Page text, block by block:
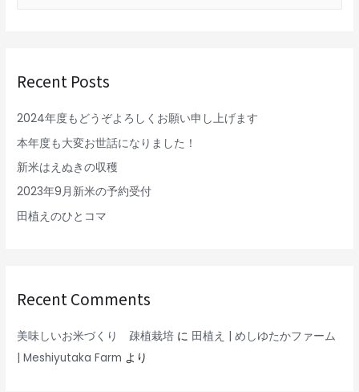
Recent Posts
2024年度もどうぞよろしくお願い申し上げます
本年度も大変お世話になりました！
新米はえぬきの収穫
2023年9月新米の予約受付
田植えのひとコマ
Recent Comments
美味しいお米づくり 疎植栽培 に 田植え | めしゆたかファーム
| Meshiyutaka Farm より